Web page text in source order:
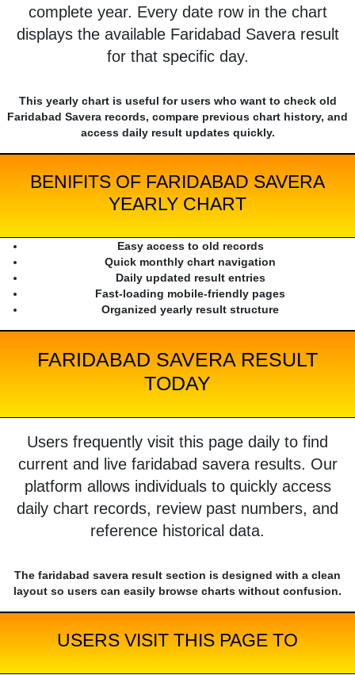
complete year. Every date row in the chart
displays the available Faridabad Savera result
for that specific day.
This yearly chart is useful for users who want to check old
Faridabad Savera records, compare previous chart history, and
access daily result updates quickly.
BENIFITS OF FARIDABAD SAVERA
YEARLY CHART
Easy access to old records
Quick monthly chart navigation
Daily updated result entries
Fast-loading mobile-friendly pages
Organized yearly result structure
FARIDABAD SAVERA RESULT
TODAY
Users frequently visit this page daily to find
current and live faridabad savera results. Our
platform allows individuals to quickly access
daily chart records, review past numbers, and
reference historical data.
The faridabad savera result section is designed with a clean
layout so users can easily browse charts without confusion.
USERS VISIT THIS PAGE TO